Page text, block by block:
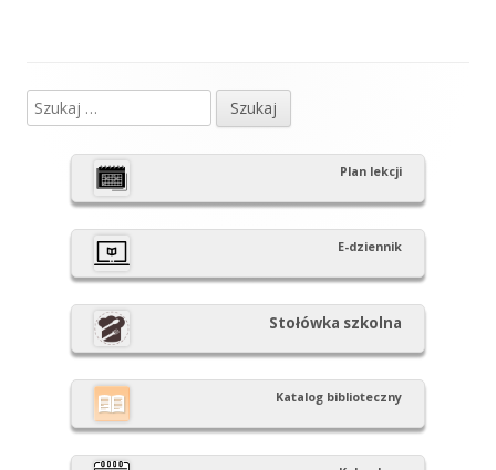
Główny
panel
boczny
Szukaj:
Plan lekcji
E-dziennik
Stołówka szkolna
Katalog biblioteczny